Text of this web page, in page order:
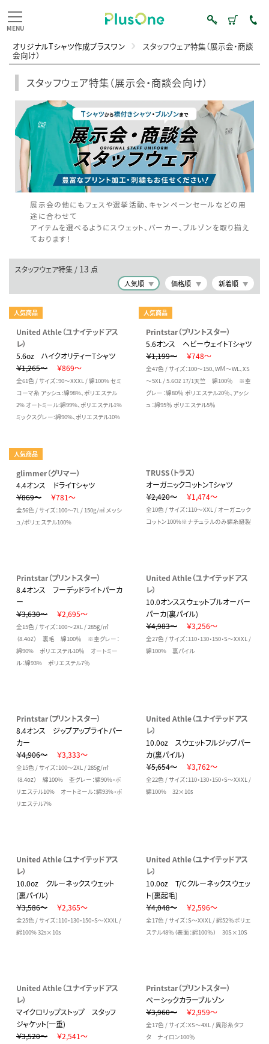
オリジナルTシャツ作成プラスワン スタッフウェア特集（展示会・商談
会向け）
スタッフウェア特集（展示会・商談会向け）
展示会の他にもフェスや選挙活動、キャンペーンセールなどの用
途に合わせて
アイテムを選べるようにスウェット、パーカー、ブルゾンを取り揃え
ております！
スタッフウェア特集 / 13 点
人気順 価格順 新着順
人気商品
United Athle（ユナイテッドアス
レ）
5.6oz ハイクオリティーTシャツ
￥1,265～
￥869～
全61色 / サイズ：90～XXXL / 綿100% セミ
コーマ糸 アッシュ:綿98%、ポリエステル
2% オートミール:綿99%、ポリエステル1%
ミックスグレー:綿90%、ポリエステル10%
人気商品
Printstar（プリントスター）
5.6オンス ヘビーウェイトTシャツ
￥1,199～
￥748～
全47色 / サイズ：100～150、WＭ～WL、XS
～5XL / 5.6Oz 17/1天竺 綿100％ ※杢
グレー：綿80％ ポリエステル20％、アッシ
ュ：綿95％ ポリエステル5％
人気商品
glimmer（グリマー）
4.4オンス ドライTシャツ
￥869～
￥781～
全56色 / サイズ：100～7L / 150g/㎡ メッシ
ュ/ポリエステル100%
TRUSS（トラス）
オーガニックコットンTシャツ
￥2,420～
￥1,474～
全10色 / サイズ：110～XXL / オーガニック
コットン100%※ナチュラルのみ綿糸縫製
Printstar（プリントスター）
8.4オンス フーデッドライトパーカ
ー
￥3,630～
￥2,695～
全15色 / サイズ：100～2XL / 285g/㎡
（8.4oz） 裏毛 綿100％ ※杢グレー：
綿90% ポリエステル10％ オートミー
ル：綿93% ポリエステル7％
United Athle（ユナイテッドアス
レ）
10.0オンススウェットプルオーバー
パーカ(裏パイル)
￥4,983～
￥3,256～
全27色 / サイズ：110・130・150・S～XXXL /
綿100% 裏パイル
Printstar（プリントスター）
8.4オンス ジップアップライトパー
カー
￥4,906～
￥3,333～
全15色 / サイズ：100～2XL / 285g/㎡
（8.4oz） 綿100% 杢グレー：綿90%・ポ
リエステル10% オートミール：綿93%・ポ
リエステル7%
United Athle（ユナイテッドアス
レ）
10.0oz スウェットフルジップパー
カ(裏パイル)
￥5,654～
￥3,762～
全22色 / サイズ：110・130・150・S～XXXL /
綿100% 32×10s
United Athle（ユナイテッドアス
レ）
10.0oz クルーネックスウェット
(裏パイル)
￥3,586～
￥2,365～
全25色 / サイズ：110・130・150・S～XXXL /
綿100% 32s×10s
United Athle（ユナイテッドアス
レ）
10.0oz T/Cクルーネックスウェッ
ト(裏起毛)
￥4,048～
￥2,596～
全17色 / サイズ：S～XXXL / 綿52％ポリエ
ステル48％（表面：綿100％） 30S×10S
United Athle（ユナイテッドアス
レ）
マイクロリップストップ スタッフ
ジャケット(一重)
￥3,520～
￥2,541～
Printstar（プリントスター）
ベーシックカラーブルゾン
￥3,960～
￥2,959～
全17色 / サイズ：XS～4XL / 異形糸タフ
タ ナイロン100％